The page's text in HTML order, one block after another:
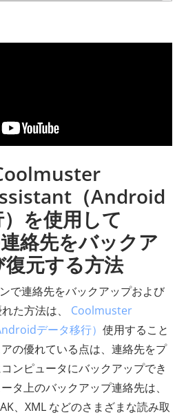
（Android
を使用して
絡先をバックア
元する方法
で連絡先をバックアップおよび
た方法は、 Coolmuster
データ移行） 使用すること
の優れている点は、連絡先をプ
ンピュータにバックアップでき
タ上のバックアップ連絡先は、
、XML などのさまざまな読み取